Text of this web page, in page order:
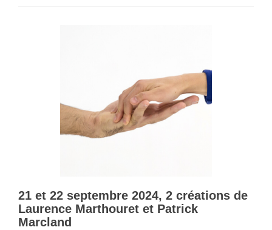
concert
acousmatique.
21 et 22 septembre 2024, 2 créations de
Laurence Marthouret et Patrick
Marcland